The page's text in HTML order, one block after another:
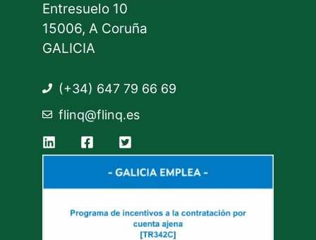
Entresuelo 10
15006, A Coruña
GALICIA
(+34) 647 79 66 69
flinq@flinq.es